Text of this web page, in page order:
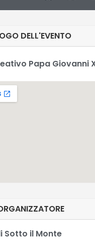
DELL'EVENTO
Papa Giovanni
Sotto il Monte